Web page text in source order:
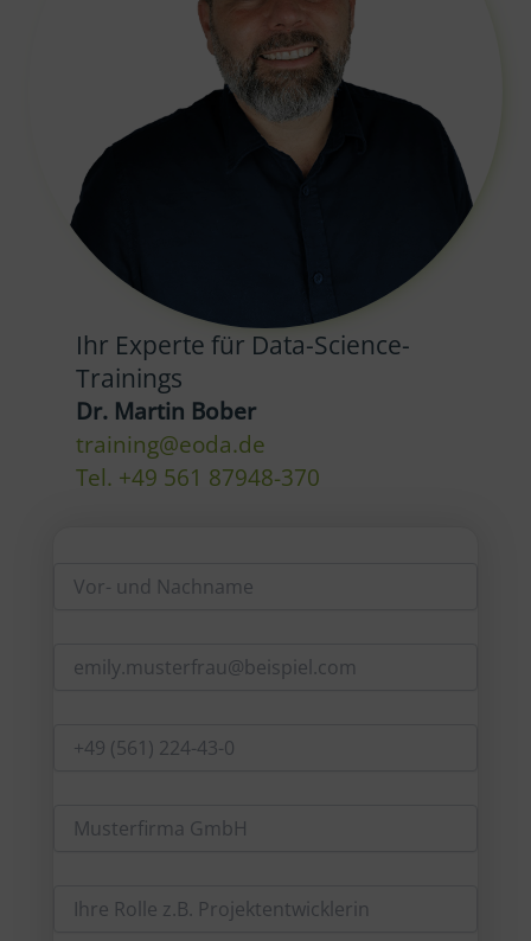
Ihr Experte für Data-Science-
Trainings
Dr. Martin Bober
training@eoda.de
Tel. +49 561 87948-370